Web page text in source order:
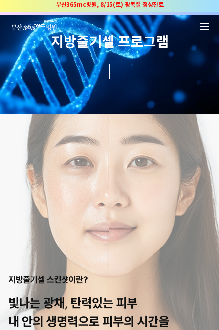
부산365mc병원, 8/15(토) 광복절 정상진료
부산365mc병원, 2년 연속 "Awards 2관왕" 수상
2025 "부산365mc 보건복지부 장관상" 수상!
부산365mc병원, 8/15(토) 광복절 정상진료
부산365mc병원, 2년 연속 "Awards 2관왕" 수상
2025 "부산365mc 보건복지부 장관상" 수상!
지방줄기셀 프로그램